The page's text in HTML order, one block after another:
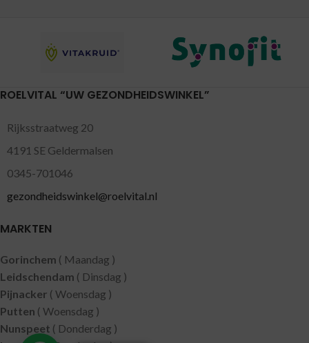
ROELVITAL “UW GEZONDHEIDSWINKEL”
Rijksstraatweg 20
4191 SE Geldermalsen
0345-701046
gezondheidswinkel@roelvital.nl
MARKTEN
Gorinchem ( Maandag )
Leidschendam ( Dinsdag )
Pijnacker ( Woensdag )
Putten ( Woensdag )
Nunspeet ( Donderdag )